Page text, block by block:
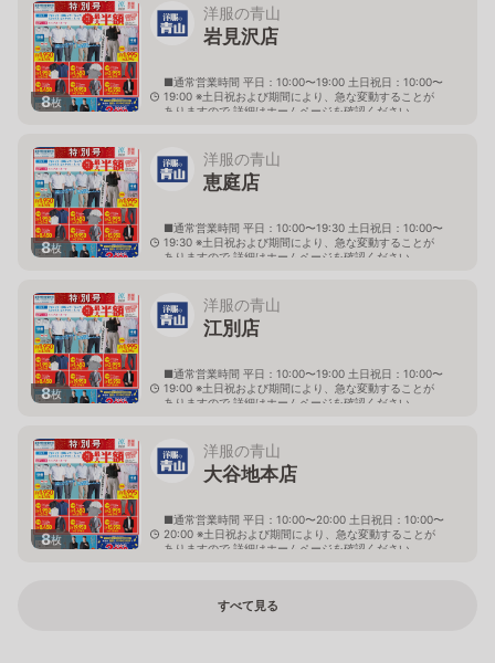
8枚
洋服の青山
岩見沢店
■通常営業時間 平日：10:00〜19:00 土日祝日：10:00〜
19:00 ※土日祝および期間により、急な変動することが
ありますので 詳細はホームページを確認ください
8枚
洋服の青山
恵庭店
■通常営業時間 平日：10:00〜19:30 土日祝日：10:00〜
19:30 ※土日祝および期間により、急な変動することが
ありますので 詳細はホームページを確認ください
8枚
洋服の青山
江別店
■通常営業時間 平日：10:00〜19:00 土日祝日：10:00〜
19:00 ※土日祝および期間により、急な変動することが
ありますので 詳細はホームページを確認ください
8枚
洋服の青山
大谷地本店
■通常営業時間 平日：10:00〜20:00 土日祝日：10:00〜
20:00 ※土日祝および期間により、急な変動することが
ありますので 詳細はホームページを確認ください
すべて見る